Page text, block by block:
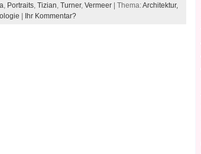
Portraits Tizian Turner, Vermeer | Thema:Architektur,
| Ihr Kommentar?